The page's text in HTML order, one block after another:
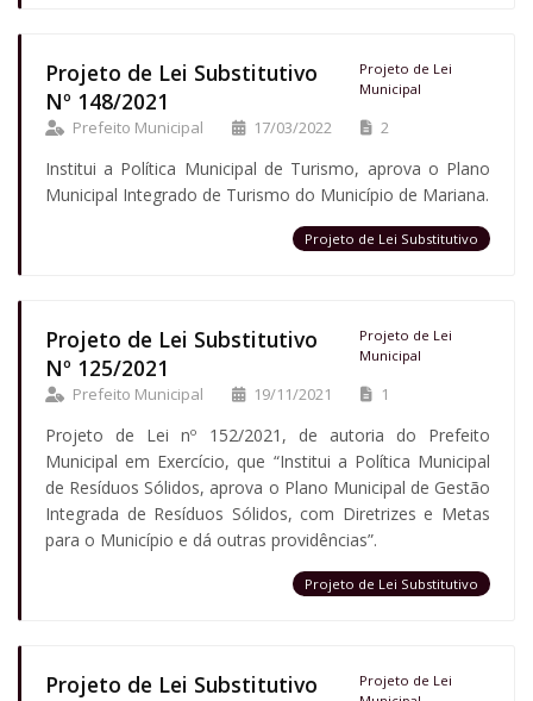
Projeto de Lei Substitutivo
Nº 148/2021
Projeto de Lei
Municipal
Prefeito Municipal 17/03/2022 2
Institui a Política Municipal de Turismo, aprova o Plano
Municipal Integrado de Turismo do Município de Mariana.
Projeto de Lei Substitutivo
Projeto de Lei Substitutivo
Nº 125/2021
Projeto de Lei
Municipal
Prefeito Municipal 19/11/2021 1
Projeto de Lei nº 152/2021, de autoria do Prefeito
Municipal em Exercício, que “Institui a Política Municipal
de Resíduos Sólidos, aprova o Plano Municipal de Gestão
Integrada de Resíduos Sólidos, com Diretrizes e Metas
para o Município e dá outras providências”.
Projeto de Lei Substitutivo
Projeto de Lei Substitutivo
Projeto de Lei